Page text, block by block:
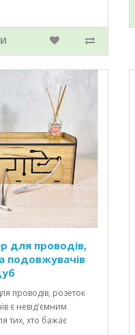
для проводів,
подовжувачів
проводів, розеток
є невід'ємним
тих, хто бажає